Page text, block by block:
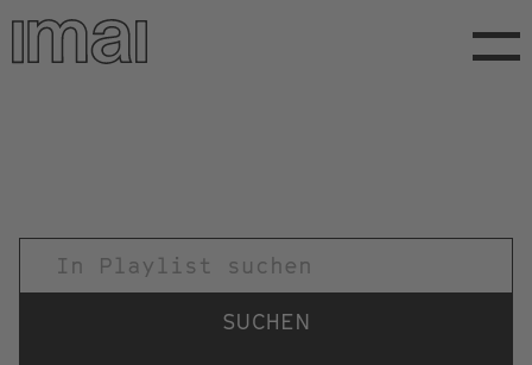
Direkt
zum
Inhalt